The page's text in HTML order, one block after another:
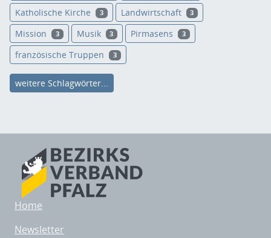
Katholische Kirche 3 Landwirtschaft 3
Mission 3 Musik 3 Pirmasens 3
französische Truppen 3
weitere Schlagwörter...
Home
Newsletter